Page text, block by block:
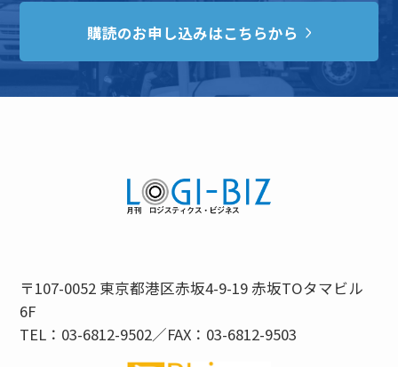
購読のお申し込みはこちらから
〒107-0052 東京都港区赤坂4-9-19 赤坂TOタマビル
6F
TEL：03-6812-9502／FAX：03-6812-9503